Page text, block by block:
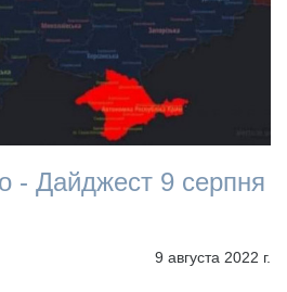
- Дайджест 9 серпня
9 августа 2022 г.